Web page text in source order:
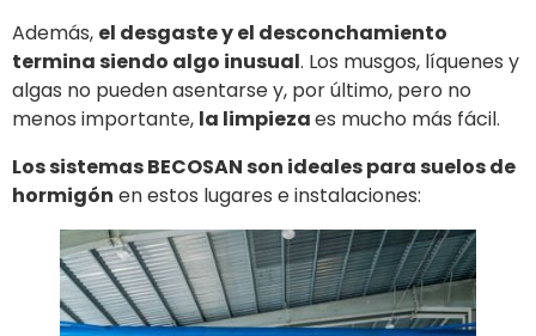
Además, el desgaste y el desconchamiento
termina siendo algo inusual. Los musgos, líquenes y
algas no pueden asentarse y, por último, pero no
menos importante, la limpiezaes mucho más fácil.
Los sistemas BECOSAN son ideales para suelos de
hormigón en estos lugares e instalaciones: